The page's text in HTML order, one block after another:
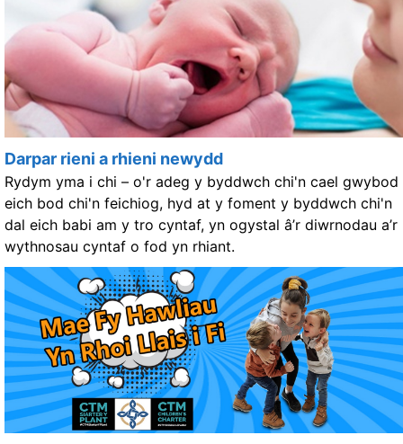
Darpar rieni a rhieni newydd
Rydym yma i chi – o'r adeg y byddwch chi'n cael gwybod
eich bod chi'n feichiog, hyd at y foment y byddwch chi'n
dal eich babi am y tro cyntaf, yn ogystal â’r diwrnodau a’r
wythnosau cyntaf o fod yn rhiant.